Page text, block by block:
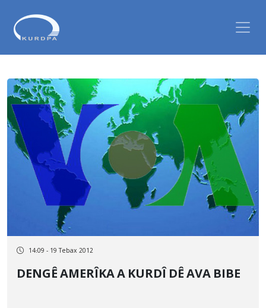
14:09 - 19 Tebax 2012
DENGÊ AMERÎKA A KURDÎ DÊ AVA BIBE